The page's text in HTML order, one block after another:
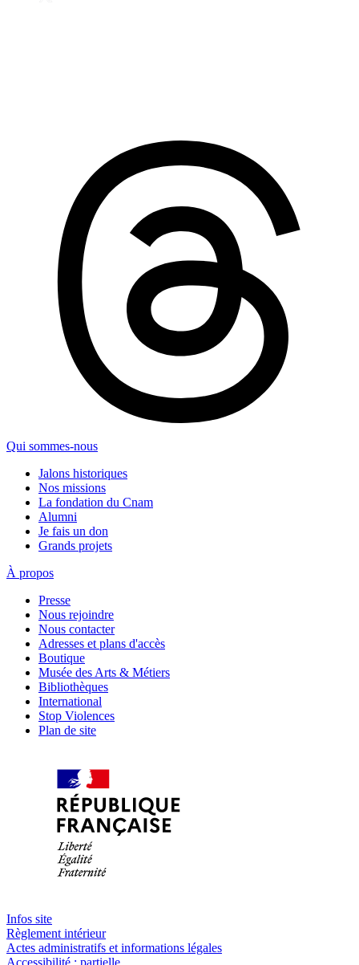
Qui sommes-nous
Jalons historiques
Nos missions
La fondation du Cnam
Alumni
Je fais un don
Grands projets
À propos
Presse
Nous rejoindre
Nous contacter
Adresses et plans d'accès
Boutique
Musée des Arts & Métiers
Bibliothèques
International
Stop Violences
Plan de site
Infos site
Règlement intérieur
Actes administratifs et informations légales
Accessibilité : partielle